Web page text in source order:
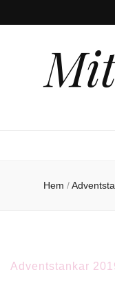
Hem /
Adventstankar